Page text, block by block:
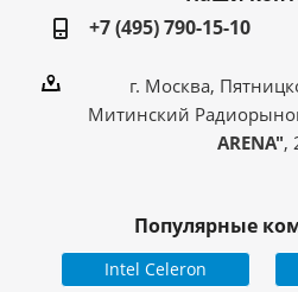
+7 (495) 790-15-10
г. Москва,
Митинский
ARENA",
Популярные
Intel Celeron